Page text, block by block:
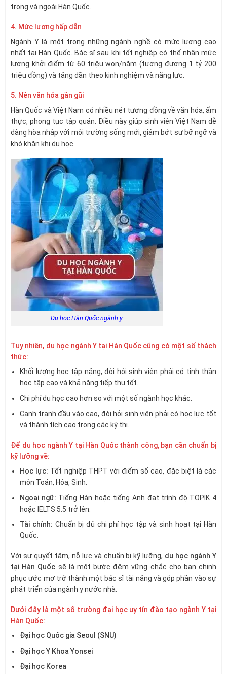
trong và ngoài Hàn Quốc.
4. Mức lương hấp dẫn
Ngành Y là một trong những ngành nghề có mức lương cao
nhất tại Hàn Quốc. Bác sĩ sau khi tốt nghiệp có thể nhận mức
lương khởi điểm từ 60 triệu won/năm (tương đương 1 tỷ 200
triệu đồng) và tăng dần theo kinh nghiệm và năng lực.
5. Nền văn hóa gần gũi
Hàn Quốc và Việt Nam có nhiều nét tương đồng về văn hóa, ẩm
thực, phong tục tập quán. Điều này giúp sinh viên Việt Nam dễ
dàng hòa nhập với môi trường sống mới, giảm bớt sự bỡ ngỡ và
khó khăn khi du học.
Du học Hàn Quốc ngành y
Tuy nhiên, du học ngành Y tại Hàn Quốc cũng có một số thách
thức:
Khối lượng học tập nặng, đòi hỏi sinh viên phải có tinh thần
học tập cao và khả năng tiếp thu tốt.
Chi phí du học cao hơn so với một số ngành học khác.
Cạnh tranh đầu vào cao, đòi hỏi sinh viên phải có học lực tốt
và thành tích cao trong các kỳ thi.
Để du học ngành Y tại Hàn Quốc thành công, bạn cần chuẩn bị
kỹ lưỡng về:
Học lực: Tốt nghiệp THPT với điểm số cao, đặc biệt là các
môn Toán, Hóa, Sinh.
Ngoại ngữ: Tiếng Hàn hoặc tiếng Anh đạt trình độ TOPIK 4
hoặc IELTS 5.5 trở lên.
Tài chính: Chuẩn bị đủ chi phí học tập và sinh hoạt tại Hàn
Quốc.
Với sự quyết tâm, nỗ lực và chuẩn bị kỹ lưỡng, du học ngành Y
tại Hàn Quốc sẽ là một bước đệm vững chắc cho bạn chinh
phục ước mơ trở thành một bác sĩ tài năng và góp phần vào sự
phát triển của ngành y nước nhà.
Dưới đây là một số trường đại học uy tín đào tạo ngành Y tại
Hàn Quốc:
Đại học Quốc gia Seoul (SNU)
Đại học Y Khoa Yonsei
Đại học Korea